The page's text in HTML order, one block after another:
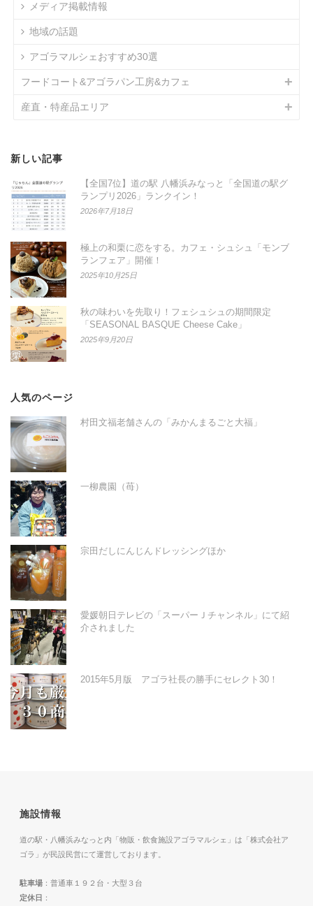
メディア掲載情報
地域の話題
アゴラマルシェおすすめ30選
フードコート&アゴラパン工房&カフェ
産直・特産品エリア
新しい記事
【全国7位】道の駅 八幡浜みなっと「全国道の駅グ
ランプリ2026」ランクイン！
2026年7月18日
極上の和栗に恋をする。カフェ・シュシュ「モンブ
ランフェア」開催！
2025年10月25日
秋の味わいを先取り！フェシュシュの期間限定
「SEASONAL BASQUE Cheese Cake」
2025年9月20日
人気のページ
村田文福老舗さんの「みかんまるごと大福」
一柳農園（苺）
宗田だしにんじんドレッシングほか
愛媛朝日テレビの「スーパーＪチャンネル」にて紹
介されました
2015年5月版 アゴラ社長の勝手にセレクト30！
施設情報
道の駅・八幡浜みなっと内「物販・飲食施設アゴラマルシェ」は「株式会社ア
ゴラ」が民設民営にて運営しております。
駐車場 ：普通車１９２台・大型３台
定休日 ：